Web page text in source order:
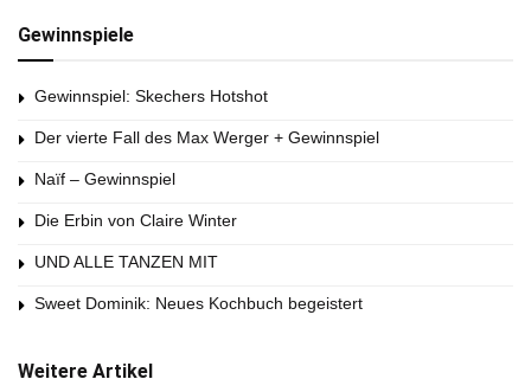
Gewinnspiele
Gewinnspiel: Skechers Hotshot
Der vierte Fall des Max Werger + Gewinnspiel
Naïf – Gewinnspiel
Die Erbin von Claire Winter
UND ALLE TANZEN MIT
Sweet Dominik: Neues Kochbuch begeistert
Weitere Artikel